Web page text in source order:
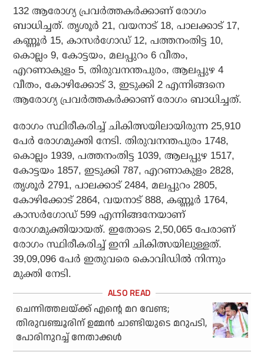
132 ആരോഗ്യ പ്രവര്‍ത്തകര്‍ക്കാണ് രോഗം
ബാധിച്ചത്. തൃശൂര്‍ 21, വയനാട് 18, പാലക്കാട് 17,
കണ്ണൂര്‍ 15, കാസര്‍ഗോഡ് 12, പത്തനംതിട്ട 10,
കൊല്ലം 9, കോട്ടയം, മലപ്പുറം 6 വീതം,
എറണാകുളം 5, തിരുവനന്തപുരം, ആലപ്പുഴ 4
വീതം, കോഴിക്കോട് 3, ഇടുക്കി 2 എന്നിങ്ങനെ
ആരോഗ്യ പ്രവര്‍ത്തകര്‍ക്കാണ് രോഗം ബാധിച്ചത്.
രോഗം സ്ഥിരീകരിച്ച് ചികിത്സയിലായിരുന്ന 25,910
പേര്‍ രോഗമുക്തി നേടി. തിരുവനന്തപുരം 1748,
കൊല്ലം 1939, പത്തനംതിട്ട 1039, ആലപ്പുഴ 1517,
കോട്ടയം 1857, ഇടുക്കി 787, എറണാകുളം 2828,
തൃശൂര്‍ 2791, പാലക്കാട് 2484, മലപ്പുറം 2805,
കോഴിക്കോട് 2864, വയനാട് 888, കണ്ണൂര്‍ 1764,
കാസര്‍ഗോഡ് 599 എന്നിങ്ങനേയാണ്
രോഗമുക്തിയായത്. ഇതോടെ 2,50,065 പേരാണ്
രോഗം സ്ഥിരീകരിച്ച് ഇനി ചികിത്സയിലുള്ളത്.
39,09,096 പേര്‍ ഇതുവരെ കൊവിഡില്‍ നിന്നും
മുക്തി നേടി.
ചെന്നിത്തലയ്ക്ക് എന്റെ മറ വേണ്ട;
തിരുവഞ്ചൂരിന് ഉമ്മന്‍ ചാണ്ടിയുടെ മറുപടി,
പോരിനുറച്ച് നേതാക്കള്‍